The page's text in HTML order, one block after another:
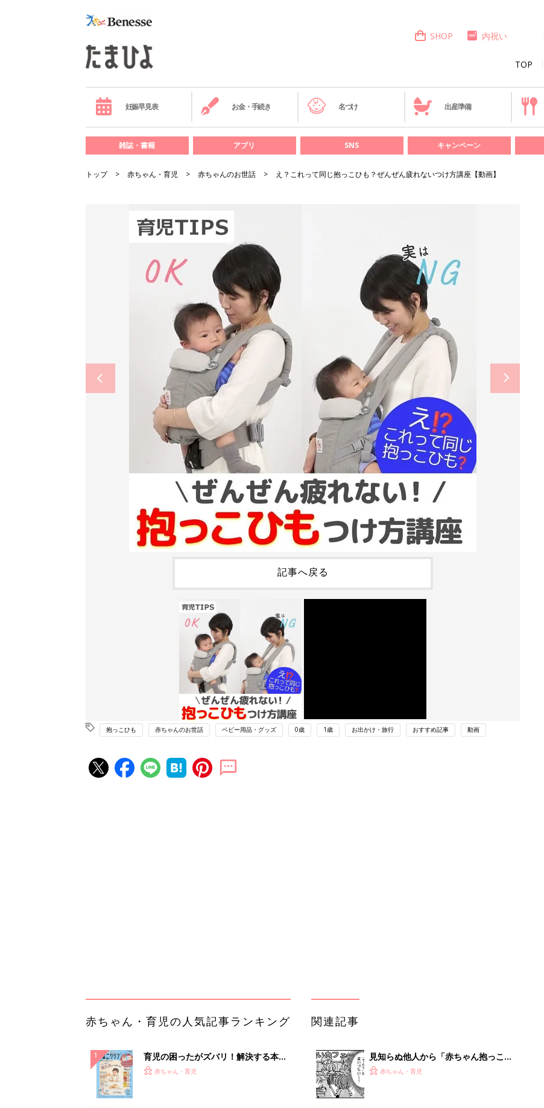
TOP
SHOP 内祝い
妊娠早見表 お金・手続き 名づけ 出産準備
雑誌・書籍 アプリ SNS キャンペーン
トップ 赤ちゃん・育児 赤ちゃんのお世話 え？これって同じ抱っこひも？ぜんぜん疲れないつけ方講座【動画】
記事へ戻る
抱っこひも 赤ちゃんのお世話 ベビー用品・グッズ 0歳 1歳 お出かけ・旅行 おすすめ記事 動画
0％OFF以上が続々登場！Amazonの
本気が...
PR（Amazon）
ドシートや抱っこひも使用は危険【小
児科医】